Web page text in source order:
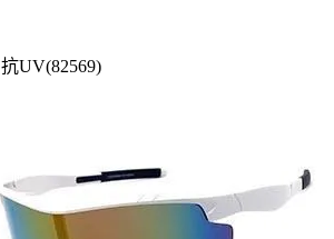
UV(82569)